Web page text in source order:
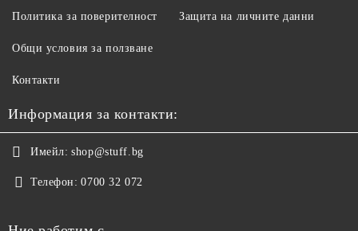
Политика за поверителност
Общи условия за ползване
Контакти
Защита на личните данни
Информация за контакти:
Имейл: shop@stuff.bg
Телефон: 0700 32 072